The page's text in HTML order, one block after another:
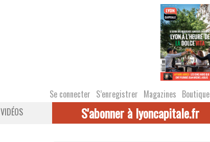
Se connecter S’enregistrer Magazines Boutique
VIDÉOS S'abonner à lyoncapitale.fr